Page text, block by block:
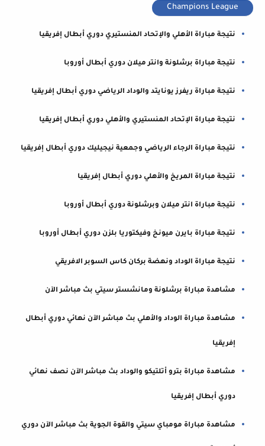
Champions League
نتيجة مباراة الأهلي والإتحاد المنستيري دوري أبطال إفريقيا
نتيجة مباراة برشلونة وانتر ميلان دوري أبطال أوروبا
نتيجة مباراة ريفرز يونايتد والوداد الرياضي دوري أبطال إفريقيا
نتيجة مباراة الإتحاد المنستيري والأهلي دوري أبطال إفريقيا
نتيجة مباراة الرجاء الرياضي وجمعية نيجيليك دوري أبطال إفريقيا
نتيجة مباراة المريخ والأهلي دوري أبطال إفريقيا
نتيجة مباراة انتر ميلان وبرشلونة دوري أبطال أوروبا
نتيجة مباراة بايرن ميونخ وفيكتوريا بلزن دوري أبطال أوروبا
نتيجة مباراة الوداد ونهضة بركان كاس السوبر الافريقي
مشاهدة مباراة برشلونة ومانشستر سيتي بث مباشر الآن
مشاهدة مباراة الوداد والأهلي بث مباشر الآن نهائي دوري أبطال
إفريقيا
مشاهدة مباراة بترو أتلتيكو والوداد بث مباشر الآن نصف نهائي
دوري أبطال إفريقيا
مشاهدة مباراة مومباي سيتي والقوة الجوية بث مباشر الآن دوري